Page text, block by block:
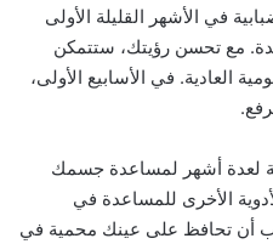
في الأشهر القليلة الأولى
مع تحسن رؤيتك، ستتمكن
العادية. في الأسابيع الأولى،
لعدة أشهر لمساعدة جسمك
الأخرى للمساعدة في
أن تحافظ على عينك محمية في